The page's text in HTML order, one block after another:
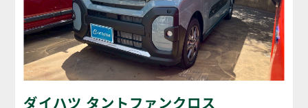
ダイハツ タントファンクロス